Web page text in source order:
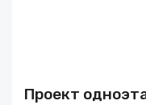
Проект